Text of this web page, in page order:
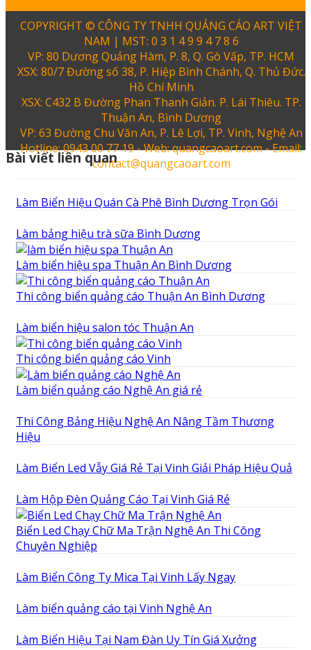
COPYRIGHT © CÔNG TY TNHH QUẢNG CÁO ART VIỆT
NAM | MST: 0 3 1 4 9 9 4 7 8 6
VP: 80 Dương Quảng Hàm, P. 8, Q. Gò Vấp, TP. HCM
XSX: 80/7 Đường số 38, P. Hiệp Bình Chánh, Q. Thủ Đức.
Hồ Chí Minh
XSX: C432 B Đường Phan Thanh Giản. P. Lái Thiêu. TP.
Thuận An, Bình Dương
VP: 63 Đường Chu Văn An, P. Lê Lợi, TP. Vinh, Nghệ An
Hotline: 0943 00 77 19 - Web: quangcaoart.com - Email:
contact@quangcaoart.com
Bài viết liên quan
Làm Biển Hiệu Quán Cà Phê Bình Dương Trọn Gói
Làm bảng hiệu trà sữa Bình Dương
Làm biển hiệu spa Thuận An Bình Dương
Thi công biển quảng cáo Thuận An Bình Dương
Làm biển hiệu salon tóc Thuận An
Thi công biển quảng cáo Vinh
Làm biển quảng cáo Nghệ An giá rẻ
Thi Công Bảng Hiệu Nghệ An Nâng Tầm Thương
Hiệu
Làm Biển Led Vẫy Giá Rẻ Tại Vinh Giải Pháp Hiệu Quả
Làm Hộp Đèn Quảng Cáo Tại Vinh Giá Rẻ
Biển Led Chạy Chữ Ma Trận Nghệ An Thi Công
Chuyên Nghiệp
Làm Biển Công Ty Mica Tại Vinh Lấy Ngay
Làm biển quảng cáo tại Vinh Nghệ An
Làm Biển Hiệu Tại Nam Đàn Uy Tín Giá Xưởng